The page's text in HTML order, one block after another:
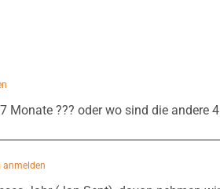
Monate ??? oder wo sind die andere
anmelden